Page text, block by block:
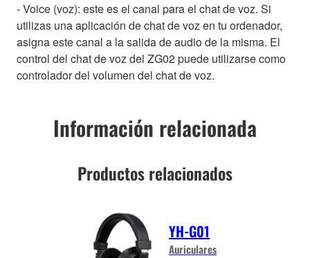
- Voice (voz): este es el canal para el chat de voz. Si
utilizas una aplicación de chat de voz en tu ordenador,
asigna este canal a la salida de audio de la misma. El
control del chat de voz del ZG02 puede utilizarse como
controlador del volumen del chat de voz.
Información relacionada
Productos relacionados
YH-G01
Auriculares